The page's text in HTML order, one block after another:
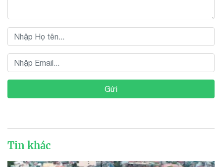
Gửi
Tin khác